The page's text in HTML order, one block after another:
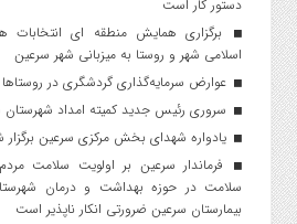
دستور کار است
برگزاری همایش منطقه ای انتخابات
اسلامی شهر و روستا به میزبانی شهر سرعین
عوارض سرمایه‌گذاری گردشگری در
سروری رئیس جدید کمیته امداد
یادواره شهدای بخش مرکزی سرعین برگزار
فرماندار سرعین بر اولویت سلامت
سلامت در حوزه بهداشت و درمان
بیمارستان سرعین ضرورتی انکار ناپذیر است